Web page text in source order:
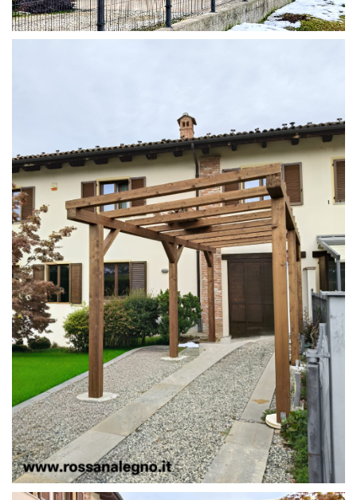
STRUTTURA ADDOSSATA IN LAMELLARE SU MISURA